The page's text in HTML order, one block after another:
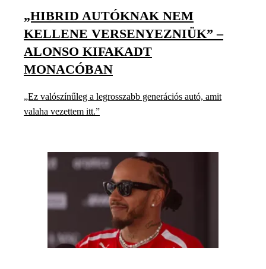
„HIBRID AUTÓKNAK NEM
KELLENE VERSENYEZNIÜK” –
ALONSO KIFAKADT
MONACÓBAN
„Ez valószínűleg a legrosszabb generációs autó, amit
valaha vezettem itt.”